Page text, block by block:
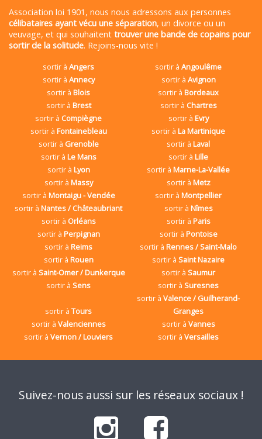
Association loi 1901, nous nous adressons aux personnes
célibataires ayant vécu une séparation, un divorce ou un
veuvage, et qui souhaitent trouver une bande de copains pour
sortir de la solitude. Rejoins-nous vite !
sortir àAngers sortir àAngoulême
sortir à Annecy sortir à Avignon
sortir àBlois sortir àBordeaux
sortir à Brest sortir à Chartres
sortir à Compiègne sortir à Evry
sortir à Fontainebleau sortir àLa Martinique
sortir à Grenoble sortir àLaval
sortir à Le Mans sortir àLille
sortir à Lyon sortir àMarne-La-Vallée
sortir à Massy sortir à Metz
sortir à Montaigu - Vendée sortir àMontpellier
sortir àNantes / Châteaubriant sortir à Nîmes
sortir à Orléans sortir à Paris
sortir à Perpignan sortir à Pontoise
sortir àReims sortir àRennes / Saint-Malo
sortir à Rouen sortir àSaint Nazaire
sortir à Saint-Omer / Dunkerque sortir àSaumur
sortir àSens sortir àSuresnes
sortir àTours
sortir àValence / Guilherand-
Granges
sortir à Valenciennes sortir à Vannes
sortir àVernon / Louviers sortir àVersailles
Suivez-nous aussi sur les réseaux sociaux !